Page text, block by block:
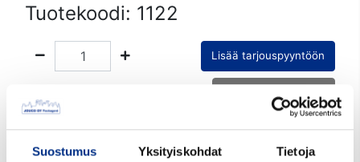
Suostumus Yksityiskohdat Tietoja
Tuotekoodi: 1122
Lisää tarjouspyyntöön